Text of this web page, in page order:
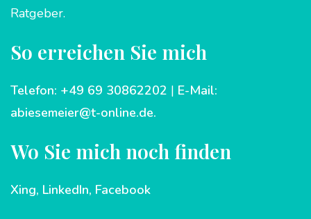
Ratgeber.
So erreichen Sie mich
Telefon: +49 69 30862202 | E-Mail:
abiesemeier@t-online.de.
Wo Sie mich noch finden
Xing, LinkedIn, Facebook